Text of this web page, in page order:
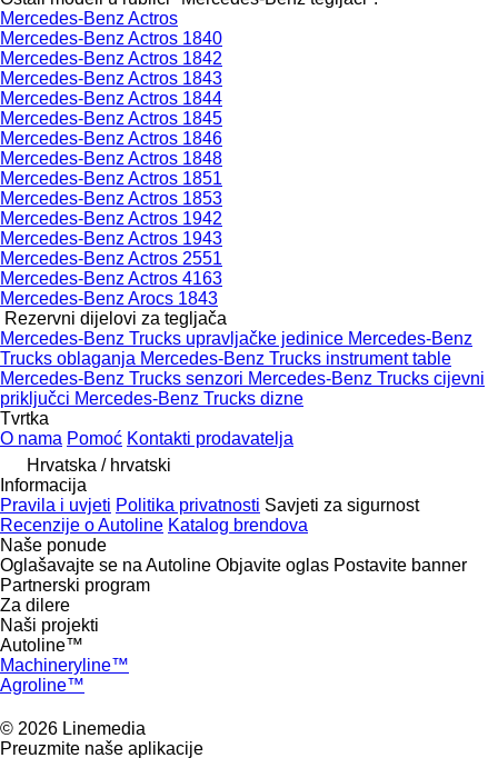
Mercedes-Benz Actros
Mercedes-Benz Actros 1840
Mercedes-Benz Actros 1842
Mercedes-Benz Actros 1843
Mercedes-Benz Actros 1844
Mercedes-Benz Actros 1845
Mercedes-Benz Actros 1846
Mercedes-Benz Actros 1848
Mercedes-Benz Actros 1851
Mercedes-Benz Actros 1853
Mercedes-Benz Actros 1942
Mercedes-Benz Actros 1943
Mercedes-Benz Actros 2551
Mercedes-Benz Actros 4163
Mercedes-Benz Arocs 1843
Rezervni dijelovi za tegljača
Mercedes-Benz Trucks upravljačke jedinice Mercedes-Benz
Trucks oblaganja Mercedes-Benz Trucks instrument table
Mercedes-Benz Trucks senzori Mercedes-Benz Trucks cijevni
priključci Mercedes-Benz Trucks dizne
Tvrtka
O nama Pomoć Kontakti prodavatelja
Hrvatska / hrvatski
Informacija
Pravila i uvjeti Politika privatnosti Savjeti za sigurnost
Recenzije o Autoline Katalog brendova
Naše ponude
Oglašavajte se na Autoline Objavite oglas Postavite banner
Partnerski program
Za dilere
Naši projekti
Autoline™
Machineryline™
Agroline™
© 2026 Linemedia
Preuzmite naše aplikacije